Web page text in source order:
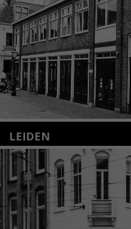
LEIDEN
Nieuwstraat 35
2312 KA Leiden
+31(0)71 – 52 84 480
info@kunsthuisleiden.nl
Lees meer